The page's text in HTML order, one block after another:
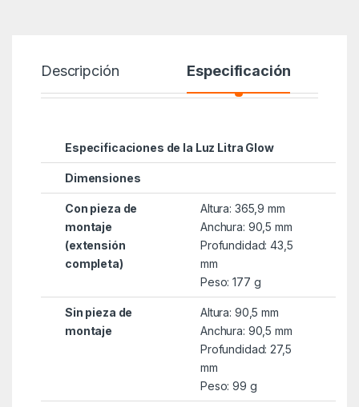
Descripción Especificación
Especificaciones de la Luz Litra Glow
Dimensiones
Con pieza de
montaje
(extensión
completa)
Altura: 365,9 mm
Anchura: 90,5 mm
Profundidad: 43,5
mm
Peso: 177 g
Sin pieza de
montaje
Altura: 90,5 mm
Anchura: 90,5 mm
Profundidad: 27,5
mm
Peso: 99 g